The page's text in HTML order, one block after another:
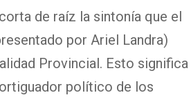
de raíz la sintonía que el
por Ariel Landra)
Provincial. Esto significa
político de los